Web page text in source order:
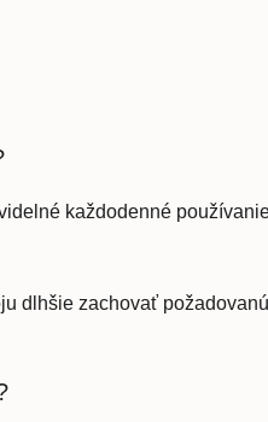
každodenné
dlhšie zachovať